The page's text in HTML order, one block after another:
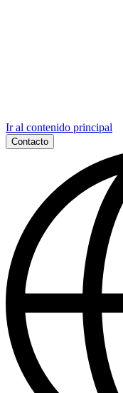
Ir al contenido principal
Contacto